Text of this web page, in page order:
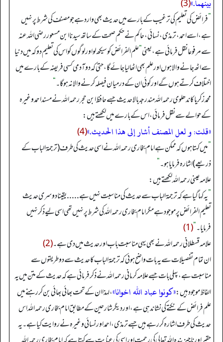
بينهما.»(3)
”فرائض کی تعلیم کی ترغیب کے بارے میں حدیث بھی وارد ہے جو مصنف کی شرط پر نہیں
ہے، اسے احمد، ترمذی، نسائی، حاکم نے حکم صحت کے ساتھ سیدنا ابن مسعور رضی اللہ عنہ
سے مرفوعا نقل فرمائی ہے، یعنی”علم الفرائض کو سیکھ لو اور لوگوں کو اس کی تعلیم دو کہ میں دنیا
سے اٹھ جانے والا ہوں اور علم بھی اٹھا لیا جائے گا، حتی کہ دو آدمی کسی فریضہ کے بارے میں
اختلاف کرتے ہوں گے اور کوئی ان کے درمیان فیصلہ کرنے والا نہ ہو گا۔“
محمد زکریا کاندھلوی رحمہ اللہ مندرجہ بالا حدیث جسے حافظ ابن حجر رحمہ اللہ نے مسند احمد وغیرہ
کے حوالے سے نقل فرمائی، اس کے بارے میں لکھتے ہیں:
«قلت: و لعل المصنف أشار إلى هذا الحديث.»(4)
”میں کہتا ہوں کہ ممکن ہے امام بخاری رحمہ اللہ نے اسی حدیث کی طرف (ترجمۃ الباب کے
ذریعے) اشارہ فرمایا ہو۔“
علامہ عینی رحمہ اللہ لکھتے ہیں:
”یہ کہا گیا ہے کہ ترجمۃ الباب سے حدیث کی مناسبت نہیں ہے . . . . . یقینا دوسری حدیث
تعلیم الفرائض پر موجود ہے مگر امام بخاری رحمہ اللہ کی شرط پر نہیں تھی اسی لیے ذکر نہیں
فرمایا۔“
(1)
علامہ قسطلانی رحمہ اللہ نے بھی یہی مناسبت باب اور حدیث میں دی ہے۔(2)
ان تمام تفصیلات سے یہ بات واضح ہوئی کہ ترجمۃ الباب کا حدیث سے دو طریقوں سے
مناسبت ہے، پہلی بات جسے علامہ کرمانی رحمہ اللہ نے ذکر فرمائی ہے کہ حدیث کے متن میں یہ
الفاظ موجود ہیں:«كونوا عباد الله اخوانا»، لہذا ان کے تحت بھائی بھائی بن کر رہنے میں
علم فرائض کے نکتے کی نشاندہی ہے، اور دیگر شارحین کے مطابق امام بخاری رحمہ اللہ اس
حدیث کی طرف اشارہ کر رہے ہیں جسے ترمذی، احمد اور نسائی وغیرہ نے روایت کیا ہے۔ یہ